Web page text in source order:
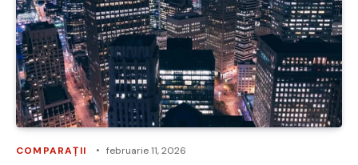
COMPARAȚII februarie 11, 2026